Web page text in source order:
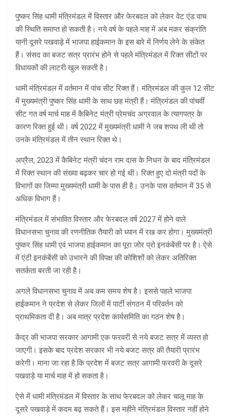
पुष्कर सिंह धामी मंत्रिमंडल में विस्तार और फेरबदल को लेकर वेट एंड वाच
की स्थिति समाप्त हो सकती है। नये वर्ष के पहले माह में अब मकर संक्रांति
यानी दूसरे पखवाड़े में भाजपा हाईकमान के इस बारे में निर्णय लेने के संकेत
हैं। संसद का बजट सत्र प्रारंभ होने से पहले मंत्रिमंडल में रिक्त सीटों पर
विधायकों की लाटरी खुल सकती है।
धामी मंत्रिमंडल में वर्तमान में पांच सीट रिक्त हैं। मंत्रिमंडल की कुल 12 सीट
में मुख्यमंत्री पुष्कर सिंह धामी के साथ छह मंत्री हैं। मंत्रिमंडल की पांचवीं
सीट गत वर्ष मार्च माह में कैबिनेट मंत्री प्रेमचंद अग्रवाल के त्यागपत्र के
कारण रिक्त हुई थी। वर्ष 2022 में मुख्यमंत्री धामी ने जब शपथ ली थी तो
उनके मंत्रिमंडल में तीन स्थान रिक्त थे।
अप्रैल, 2023 में कैबिनेट मंत्री चंदन राम दास के निधन के बाद मंत्रिमंडल
में रिक्त स्थान की संख्या बढ़कर चार हो गई थी। रिक्त हुए दो मंत्री पदों के
विभागों का जिम्मा मुख्यमंत्री धामी के पास ही है। उनके पास वर्तमान में 35 से
अधिक विभाग हैं।
मंत्रिमंडल में संभावित विस्तार और फेरबदल वर्ष 2027 में होने वाले
विधानसभा चुनाव की रणनीतिक तैयारी को ध्यान में रख कर होगा। मुख्यमंत्री
पुष्कर सिंह धामी एवं भाजपा हाईकमान का पूरा जोर प्रो इनकंबेंसी पर है। ऐसे
में एंटी इनकंबेंसी को उभारने की विपक्ष की कोशिशों को लेकर अतिरिक्त
सतर्कता बरती जा रही है।
अगले विधानसभा चुनाव में अब कम समय शेष है। इससे पहले भाजपा
हाईकमान ने प्रदेश से लेकर जिलों में पार्टी संगठन में परिवर्तन को
प्राथमिकता दी है। अब मात्र प्रदेश कार्यसमिति का गठन शेष है।
केंद्र की भाजपा सरकार आगामी एक फरवरी से नये बजट सत्र में व्यस्त हो
जाएगी। इसके बाद प्रदेश सरकार भी नये बजट सत्र की तैयारी प्रारंभ
करेगी। माना जा रहा है कि प्रदेश में बजट सत्र आगामी फरवरी के दूसरे
पखवाड़े या मार्च माह में हो सकता है।
ऐसे में धामी मंत्रिमंडल में विस्तार के साथ फेरबदल को लेकर चालू माह के
दूसरे पखवाड़े में कदम बढ़ सकते हैं। इस महीने मंत्रिमंडल विस्तार नहीं होने